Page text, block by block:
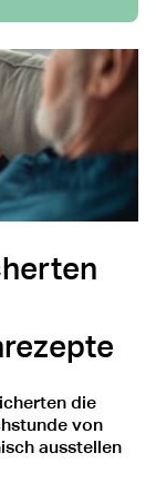
die
von
ausstellen